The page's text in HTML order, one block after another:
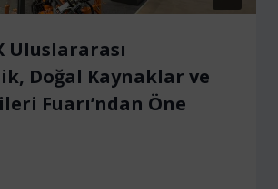
Uluslararası
Doğal Kaynaklar ve
Fuarı’ndan Öne